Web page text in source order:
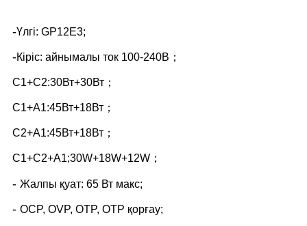
-Үлгі: GP12E3;
-Кіріс: айнымалы ток 100-240В；
C1+C2:30Вт+30Вт；
C1+A1:45Вт+18Вт；
C2+A1:45Вт+18Вт；
C1+C2+A1;30W+18W+12W；
- Жалпы қуат: 65 Вт макс;
- OCP, OVP, OTP, OTP қорғау;